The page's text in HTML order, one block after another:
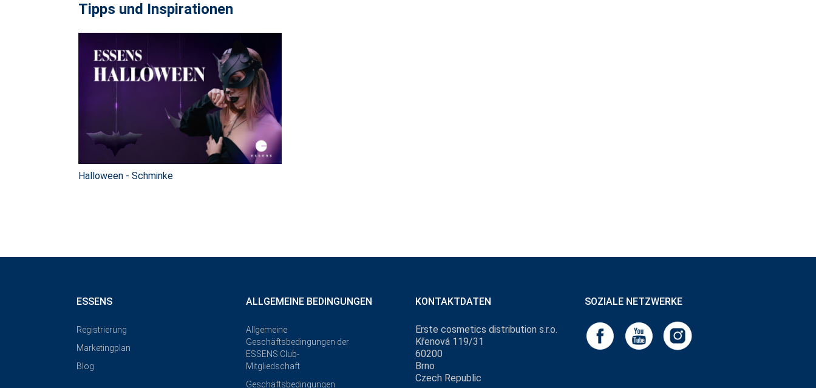
Tipps und Inspirationen
Halloween - Schminke
ESSENS
Registrierung
Marketingplan
Blog
ALLGEMEINE BEDINGUNGEN
Allgemeine
Geschäftsbedingungen der
ESSENS Club-
Mitgliedschaft
Geschäftsbedingungen
KONTAKTDATEN
Erste cosmetics distribution s.r.o.
Křenová 119/31
60200
Brno
Czech Republic
SOZIALE NETZWERKE